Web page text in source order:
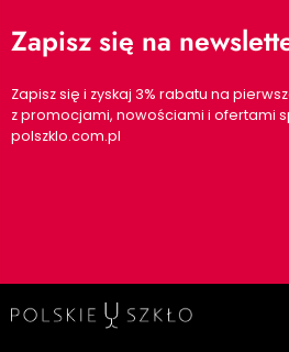
Zapisz się na
Zapisz się i zyskaj 3% rabatu na
z promocjami, nowościami i ofertami
polszklo.com.pl